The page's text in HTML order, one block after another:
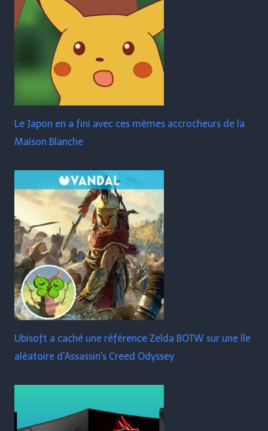
Le Japon en a fini avec ces mèmes accrocheurs de la
Maison Blanche
Ubisoft a caché une référence Zelda BOTW sur une île
aléatoire d'Assassin's Creed Odyssey